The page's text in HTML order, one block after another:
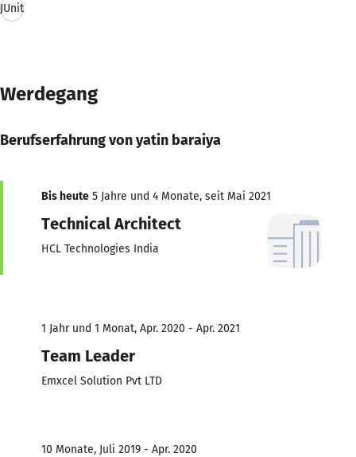
JUnit
Werdegang
Berufserfahrung von yatin baraiya
Bis heute 5 Jahre und 4 Monate, seit Mai 2021
Technical Architect
HCL Technologies India
1 Jahr und 1 Monat, Apr. 2020 - Apr. 2021
Team Leader
Emxcel Solution Pvt LTD
10 Monate, Juli 2019 - Apr. 2020